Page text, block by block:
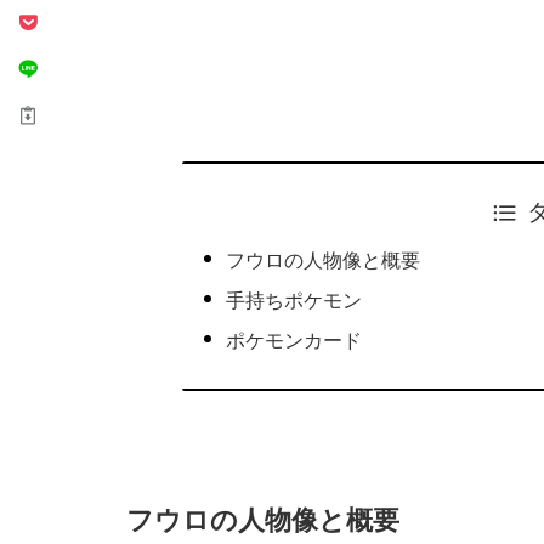
フウロの人物像と概要
手持ちポケモン
ポケモンカード
フウロの人物像と概要